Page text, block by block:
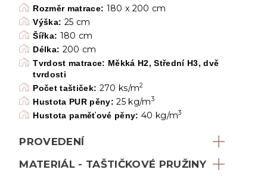
Rozměr matrace: 180 x 200 cm
Výška: 25 cm
Šířka: 180 cm
Délka: 200 cm
Tvrdost matrace: Měkká H2, Střední H3, dvě
tvrdosti
Počet taštiček: 270 ks/m2
Hustota PUR pěny: 25 kg/m3
Hustota paměťové pěny: 40 kg/m3
PROVEDENÍ
MATERIÁL - TAŠTIČKOVÉ PRUŽINY